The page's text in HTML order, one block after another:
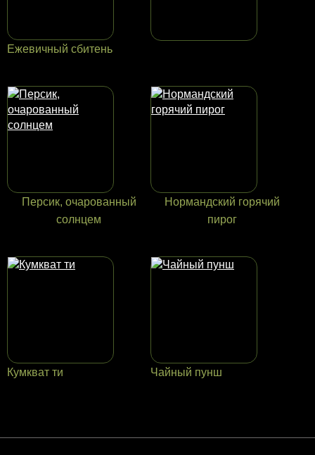
Ежевичный сбитень
Персик, очарованный
солнцем
Нормандский горячий
пирог
Кумкват ти Чайный пунш